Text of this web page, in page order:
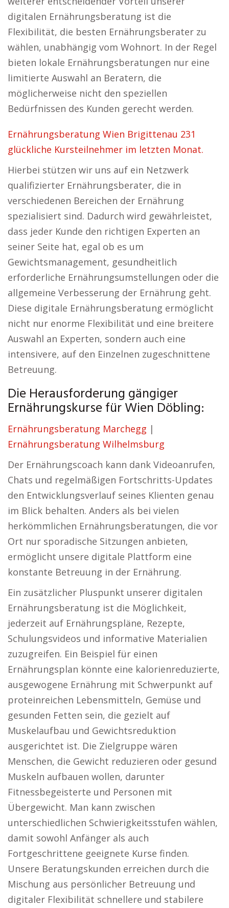
digitalen Ernährungsberatung ist die
Flexibilität, die besten Ernährungsberater zu
wählen, unabhängig vom Wohnort. In der Regel
bieten lokale Ernährungsberatungen nur eine
limitierte Auswahl an Beratern, die
möglicherweise nicht den speziellen
Bedürfnissen des Kunden gerecht werden.
Ernährungsberatung Wien Brigittenau 231
glückliche Kursteilnehmer im letzten Monat.
Hierbei stützen wir uns auf ein Netzwerk
qualifizierter Ernährungsberater, die in
verschiedenen Bereichen der Ernährung
spezialisiert sind. Dadurch wird gewährleistet,
dass jeder Kunde den richtigen Experten an
seiner Seite hat, egal ob es um
Gewichtsmanagement, gesundheitlich
erforderliche Ernährungsumstellungen oder die
allgemeine Verbesserung der Ernährung geht.
Diese digitale Ernährungsberatung ermöglicht
nicht nur enorme Flexibilität und eine breitere
Auswahl an Experten, sondern auch eine
intensivere, auf den Einzelnen zugeschnittene
Betreuung.
Die Herausforderung gängiger
Ernährungskurse für Wien Döbling:
Ernährungsberatung Marchegg |
Ernährungsberatung Wilhelmsburg
Der Ernährungscoach kann dank Videoanrufen,
Chats und regelmäßigen Fortschritts-Updates
den Entwicklungsverlauf seines Klienten genau
im Blick behalten. Anders als bei vielen
herkömmlichen Ernährungsberatungen, die vor
Ort nur sporadische Sitzungen anbieten,
ermöglicht unsere digitale Plattform eine
konstante Betreuung in der Ernährung.
Ein zusätzlicher Pluspunkt unserer digitalen
Ernährungsberatung ist die Möglichkeit,
jederzeit auf Ernährungspläne, Rezepte,
Schulungsvideos und informative Materialien
zuzugreifen. Ein Beispiel für einen
Ernährungsplan könnte eine kalorienreduzierte,
ausgewogene Ernährung mit Schwerpunkt auf
proteinreichen Lebensmitteln, Gemüse und
gesunden Fetten sein, die gezielt auf
Muskelaufbau und Gewichtsreduktion
ausgerichtet ist. Die Zielgruppe wären
Menschen, die Gewicht reduzieren oder gesund
Muskeln aufbauen wollen, darunter
Fitnessbegeisterte und Personen mit
Übergewicht. Man kann zwischen
unterschiedlichen Schwierigkeitsstufen wählen,
damit sowohl Anfänger als auch
Fortgeschrittene geeignete Kurse finden.
Unsere Beratungskunden erreichen durch die
Mischung aus persönlicher Betreuung und
digitaler Flexibilität schnellere und stabilere